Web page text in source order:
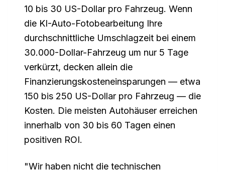
10 bis 30 US-Dollar pro Fahrzeug. Wenn
die KI-Auto-Fotobearbeitung Ihre
durchschnittliche Umschlagzeit bei einem
30.000-Dollar-Fahrzeug um nur 5 Tage
verkürzt, decken allein die
Finanzierungskosteneinsparungen — etwa
150 bis 250 US-Dollar pro Fahrzeug — die
Kosten. Die meisten Autohäuser erreichen
innerhalb von 30 bis 60 Tagen einen
positiven ROI.
"Wir haben nicht die technischen